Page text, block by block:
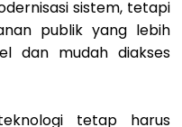
sistem, tetapi
publik yang lebih
dan mudah diakses
tetap harus